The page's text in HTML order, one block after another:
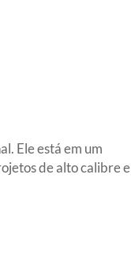
Ele está em um
de alto calibre e